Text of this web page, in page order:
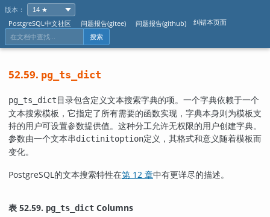
版本：
PostgreSQL中文社区
问题报告(gitee) 问题报告(github) 纠错本页面
搜索
52.59. pg_ts_dict
pg_ts_dict目录包含定义文本搜索字典的项。一个字典依赖于一个
文本搜索模板，它指定了所有需要的函数实现，字典本身则为模板支
持的用户可设置参数提供值。这种分工允许无权限的用户创建字典。
参数由一个文本串dictinitoption定义，其格式和意义随着模板而
变化。
PostgreSQL的文本搜索特性在第 12 章中有更详尽的描述。
表 52.59. pg_ts_dict Columns